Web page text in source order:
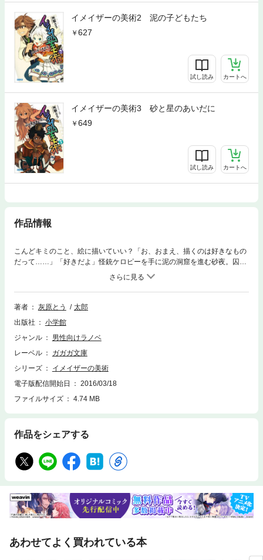
イメイザーの美術2 泥の子どもたち
627
試し読み カートへ
イメイザーの美術3 砂と星のあいだに
649
試し読み カートへ
作品情報
こんどキミのこと、絵に描いていい？「お、おまえ、描くのは好きなもの
だって……」「好きだよ」怪銃ケロピーを手に泥の洞窟を進む砂夜。囚わ
れのアーニャ。命令を聞かないドロンコ大王に戸惑うドロイド。溶けてゆ
くコロイド……。王国の崩壊が迫っていた！ 短編「冬のヨルガヲ」を含
む、子どもたちの物語。※この作品は底本と同じクオリティのカラーイラ
スト、モノクロの挿絵イラストが収録されています。
著者 灰原とう
太郎
出版社
小学館
ジャンル
男性向けラノベ
レーベル
ガガガ文庫
シリーズ
イメイザーの美術
電子版配信開始日
2016/03/18
ファイルサイズ
4.74 MB
作品をシェアする
あわせてよく買われている本